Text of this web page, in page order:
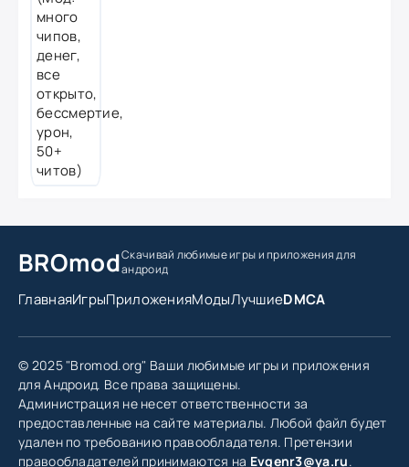
BROmodСкачивай любимые игрыи приложения для
андроид
ГлавнаяИгрыПриложенияМодыЛучшиеDMCA
© 2025 "Bromod.org" Ваши любимые игры и приложения
для Андроид. Все права защищены.
Администрация не несет ответственности за
предоставленные на сайте материалы. Любой файл будет
удален по требованию правообладателя. Претензии
правообладателей принимаются на Evgenr3@ya.ru.